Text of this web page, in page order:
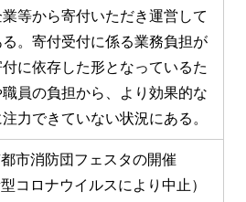
等から寄付いただき運営して
。寄付受付に係る業務負担が
に依存した形となっているた
員の負担から、より効果的な
力できていない状況にある。
市消防団フェスタの開催
コロナウイルスにより中止）